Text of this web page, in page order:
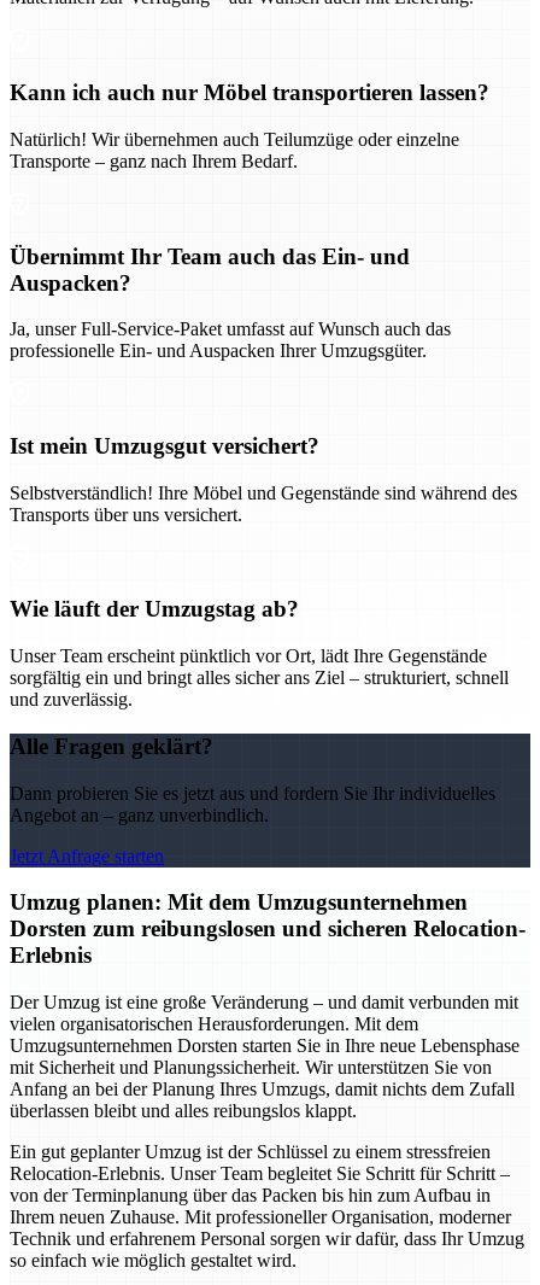
Kann ich auch nur Möbel transportieren lassen?
Natürlich! Wir übernehmen auch Teilumzüge oder einzelne
Transporte – ganz nach Ihrem Bedarf.
Übernimmt Ihr Team auch das Ein- und
Auspacken?
Ja, unser Full-Service-Paket umfasst auf Wunsch auch das
professionelle Ein- und Auspacken Ihrer Umzugsgüter.
Ist mein Umzugsgut versichert?
Selbstverständlich! Ihre Möbel und Gegenstände sind während des
Transports über uns versichert.
Wie läuft der Umzugstag ab?
Unser Team erscheint pünktlich vor Ort, lädt Ihre Gegenstände
sorgfältig ein und bringt alles sicher ans Ziel – strukturiert, schnell
und zuverlässig.
Alle Fragen geklärt?
Dann probieren Sie es jetzt aus und fordern Sie Ihr individuelles
Angebot an – ganz unverbindlich.
Jetzt Anfrage starten
Umzug planen: Mit dem Umzugsunternehmen
Dorsten zum reibungslosen und sicheren Relocation-
Erlebnis
Der Umzug ist eine große Veränderung – und damit verbunden mit
vielen organisatorischen Herausforderungen. Mit dem
Umzugsunternehmen Dorsten starten Sie in Ihre neue Lebensphase
mit Sicherheit und Planungssicherheit. Wir unterstützen Sie von
Anfang an bei der Planung Ihres Umzugs, damit nichts dem Zufall
überlassen bleibt und alles reibungslos klappt.
Ein gut geplanter Umzug ist der Schlüssel zu einem stressfreien
Relocation-Erlebnis. Unser Team begleitet Sie Schritt für Schritt –
von der Terminplanung über das Packen bis hin zum Aufbau in
Ihrem neuen Zuhause. Mit professioneller Organisation, moderner
Technik und erfahrenem Personal sorgen wir dafür, dass Ihr Umzug
so einfach wie möglich gestaltet wird.